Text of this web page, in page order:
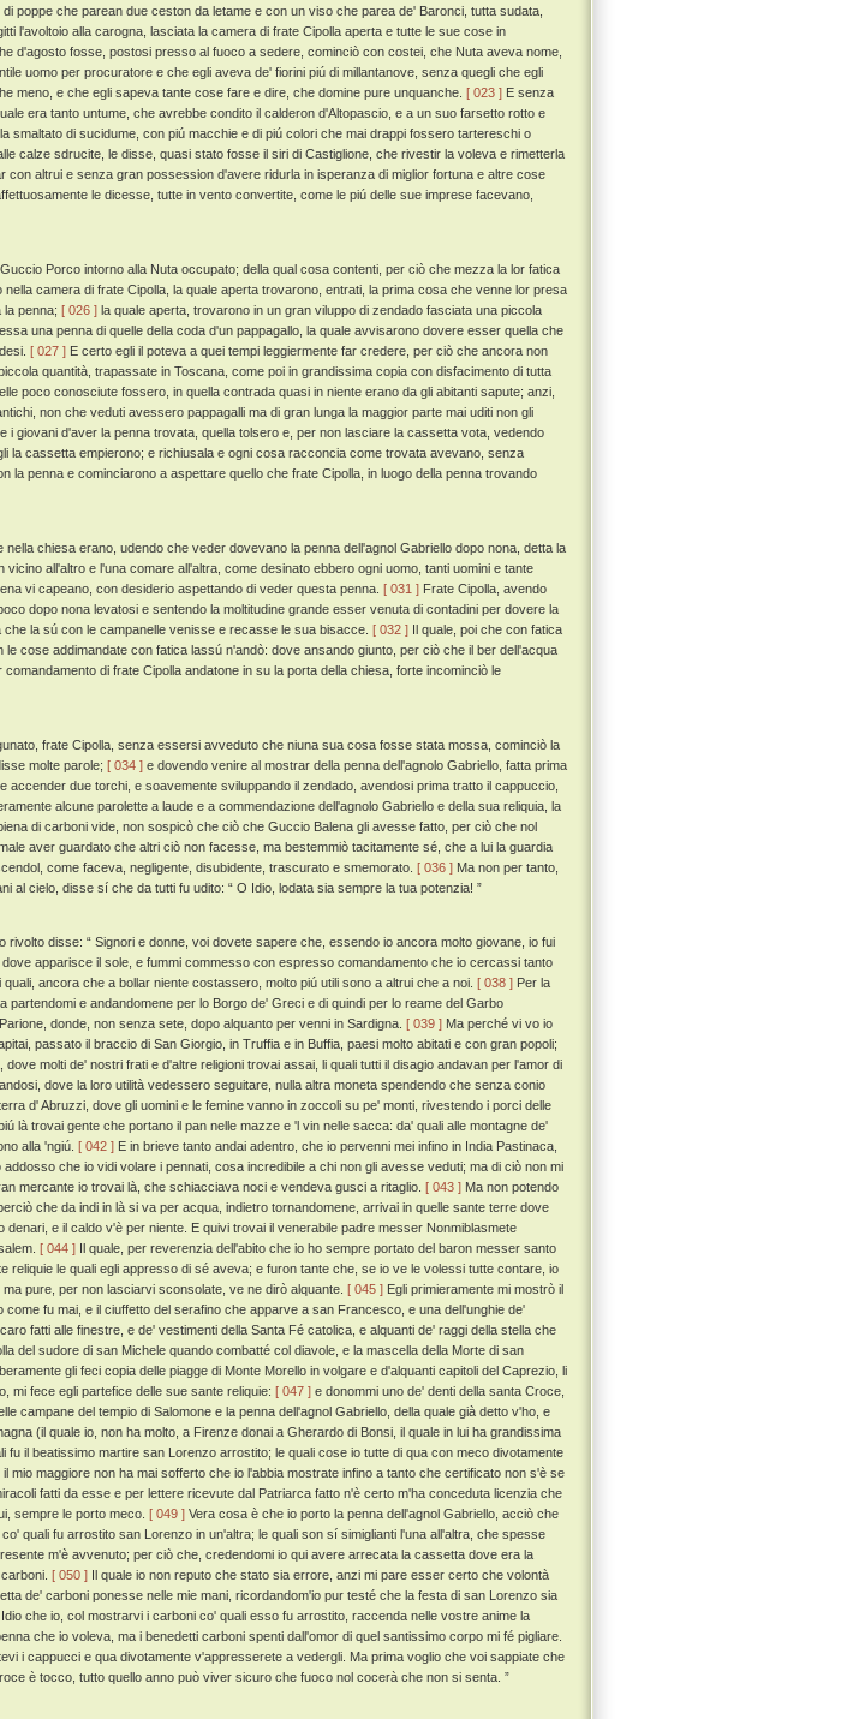
poppe che parean due ceston da letame e con un viso che parea de' Baronci, tutta sudata,
l'avoltoio alla carogna, lasciata la camera di frate Cipolla aperta e tutte le sue cose in
d'agosto fosse, postosi presso al fuoco a sedere, cominciò con costei, che Nuta aveva nome,
uomo per procuratore e che egli aveva de' fiorini piú di millantanove, senza quegli che egli
meno, e che egli sapeva tante cose fare e dire, che domine pure unquanche. [ 023 ] E senza
era tanto untume, che avrebbe condito il calderon d'Altopascio, e a un suo farsetto rotto e
smaltato di sucidume, con piú macchie e di piú colori che mai drappi fossero tartereschi o
calze sdrucite, le disse, quasi stato fosse il siri di Castiglione, che rivestir la voleva e rimetterla
con altrui e senza gran possession d'avere ridurla in isperanza di miglior fortuna e altre cose
le dicesse, tutte in vento convertite, come le piú delle sue imprese facevano,
Porco intorno alla Nuta occupato; della qual cosa contenti, per ciò che mezza la lor fatica
camera di frate Cipolla, la quale aperta trovarono, entrati, la prima cosa che venne lor presa
penna; [ 026 ] la quale aperta, trovarono in un gran viluppo di zendado fasciata una piccola
una penna di quelle della coda d'un pappagallo, la quale avvisarono dovere esser quella che
[ 027 ] E certo egli il poteva a quei tempi leggiermente far credere, per ciò che ancora non
quantità, trapassate in Toscana, come poi in grandissima copia con disfacimento di tutta
poco conosciute fossero, in quella contrada quasi in niente erano da gli abitanti sapute; anzi,
non che veduti avessero pappagalli ma di gran lunga la maggior parte mai uditi non gli
i giovani d'aver la penna trovata, quella tolsero e, per non lasciare la cassetta vota, vedendo
la cassetta empierono; e richiusala e ogni cosa racconcia come trovata avevano, senza
la penna e cominciarono a aspettare quello che frate Cipolla, in luogo della penna trovando
nella chiesa erano, udendo che veder dovevano la penna dell'agnol Gabriello dopo nona, detta la
all'altro e l'una comare all'altra, come desinato ebbero ogni uomo, tanti uomini e tante
vi capeano, con desiderio aspettando di veder questa penna. [ 031 ] Frate Cipolla, avendo
dopo nona levatosi e sentendo la moltitudine grande esser venuta di contadini per dovere la
la sú con le campanelle venisse e recasse le sua bisacce. [ 032 ] Il quale, poi che con fatica
le cose addimandate con fatica lassú n'andò: dove ansando giunto, per ciò che il ber dell'acqua
di frate Cipolla andatone in su la porta della chiesa, forte incominciò le
frate Cipolla, senza essersi avveduto che niuna sua cosa fosse stata mossa, cominciò la
molte parole; [ 034 ] e dovendo venire al mostrar della penna dell'agnolo Gabriello, fatta prima
accender due torchi, e soavemente sviluppando il zendado, avendosi prima tratto il cappuccio,
alcune parolette a laude e a commendazione dell'agnolo Gabriello e della sua reliquia, la
di carboni vide, non sospicò che ciò che Guccio Balena gli avesse fatto, per ciò che nol
aver guardato che altri ciò non facesse, ma bestemmiò tacitamente sé, che a lui la guardia
come faceva, negligente, disubidente, trascurato e smemorato. [ 036 ] Ma non per tanto,
al cielo, disse sí che da tutti fu udito: “ O Idio, lodata sia sempre la tua potenzia! ”
rivolto disse: “ Signori e donne, voi dovete sapere che, essendo io ancora molto giovane, io fui
apparisce il sole, e fummi commesso con espresso comandamento che io cercassi tanto
ancora che a bollar niente costassero, molto piú utili sono a altrui che a noi. [ 038 ] Per la
partendomi e andandomene per lo Borgo de' Greci e di quindi per lo reame del Garbo
donde, non senza sete, dopo alquanto per venni in Sardigna. [ 039 ] Ma perché vi vo io
passato il braccio di San Giorgio, in Truffia e in Buffia, paesi molto abitati e con gran popoli;
molti de' nostri frati e d'altre religioni trovai assai, li quali tutti il disagio andavan per l'amor di
dove la loro utilità vedessero seguitare, nulla altra moneta spendendo che senza conio
d' Abruzzi, dove gli uomini e le femine vanno in zoccoli su pe' monti, rivestendo i porci delle
là trovai gente che portano il pan nelle mazze e 'l vin nelle sacca: da' quali alle montagne de'
alla 'ngiú. [ 042 ] E in brieve tanto andai adentro, che io pervenni mei infino in India Pastinaca,
che io vidi volare i pennati, cosa incredibile a chi non gli avesse veduti; ma di ciò non mi
mercante io trovai là, che schiacciava noci e vendeva gusci a ritaglio. [ 043 ] Ma non potendo
che da indi in là si va per acqua, indietro tornandomene, arrivai in quelle sante terre dove
denari, e il caldo v'è per niente. E quivi trovai il venerabile padre messer Nonmiblasmete
[ 044 ] Il quale, per reverenzia dell'abito che io ho sempre portato del baron messer santo
reliquie le quali egli appresso di sé aveva; e furon tante che, se io ve le volessi tutte contare, io
pure, per non lasciarvi sconsolate, ve ne dirò alquante. [ 045 ] Egli primieramente mi mostrò il
come fu mai, e il ciuffetto del serafino che apparve a san Francesco, e una dell'unghie de'
fatti alle finestre, e de' vestimenti della Santa Fé catolica, e alquanti de' raggi della stella che
del sudore di san Michele quando combatté col diavole, e la mascella della Morte di san
gli feci copia delle piagge di Monte Morello in volgare e d'alquanti capitoli del Caprezio, li
mi fece egli partefice delle sue sante reliquie: [ 047 ] e donommi uno de' denti della santa Croce,
campane del tempio di Salomone e la penna dell'agnol Gabriello, della quale già detto v'ho, e
(il quale io, non ha molto, a Firenze donai a Gherardo di Bonsi, il quale in lui ha grandissima
fu il beatissimo martire san Lorenzo arrostito; le quali cose io tutte di qua con meco divotamente
il mio maggiore non ha mai sofferto che io l'abbia mostrate infino a tanto che certificato non s'è se
fatti da esse e per lettere ricevute dal Patriarca fatto n'è certo m'ha conceduta licenzia che
sempre le porto meco. [ 049 ] Vera cosa è che io porto la penna dell'agnol Gabriello, acciò che
quali fu arrostito san Lorenzo in un'altra; le quali son sí simiglianti l'una all'altra, che spesse
m'è avvenuto; per ciò che, credendomi io qui avere arrecata la cassetta dove era la
[ 050 ] Il quale io non reputo che stato sia errore, anzi mi pare esser certo che volontà
de' carboni ponesse nelle mie mani, ricordandom'io pur testé che la festa di san Lorenzo sia
che io, col mostrarvi i carboni co' quali esso fu arrostito, raccenda nelle vostre anime la
che io voleva, ma i benedetti carboni spenti dall'omor di quel santissimo corpo mi fé pigliare.
i cappucci e qua divotamente v'appresserete a vedergli. Ma prima voglio che voi sappiate che
è tocco, tutto quello anno può viver sicuro che fuoco nol cocerà che non si senta. ”